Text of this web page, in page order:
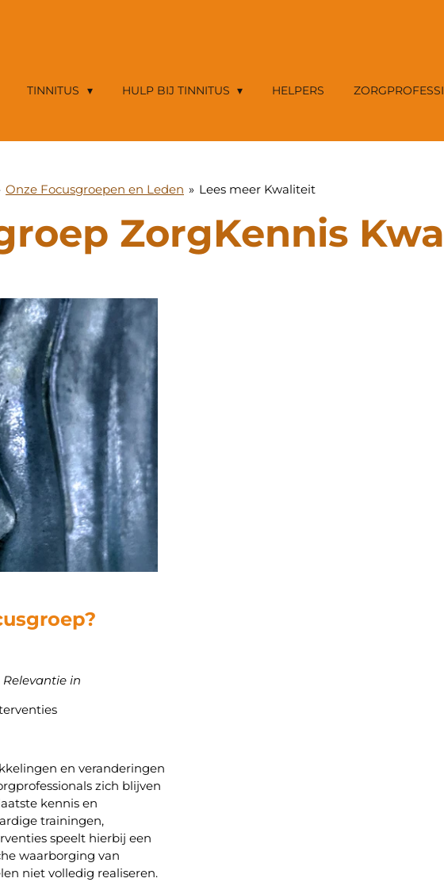
TINNITUS HULP BIJ TINNITUS HELPERS
Onze Focusgroepen en Leden » Lees meer Kwaliteit
ZorgKennis
in
en veranderingen
zich blijven
kennis en
trainingen,
speelt hierbij een
waarborging van
niet volledig realiseren.